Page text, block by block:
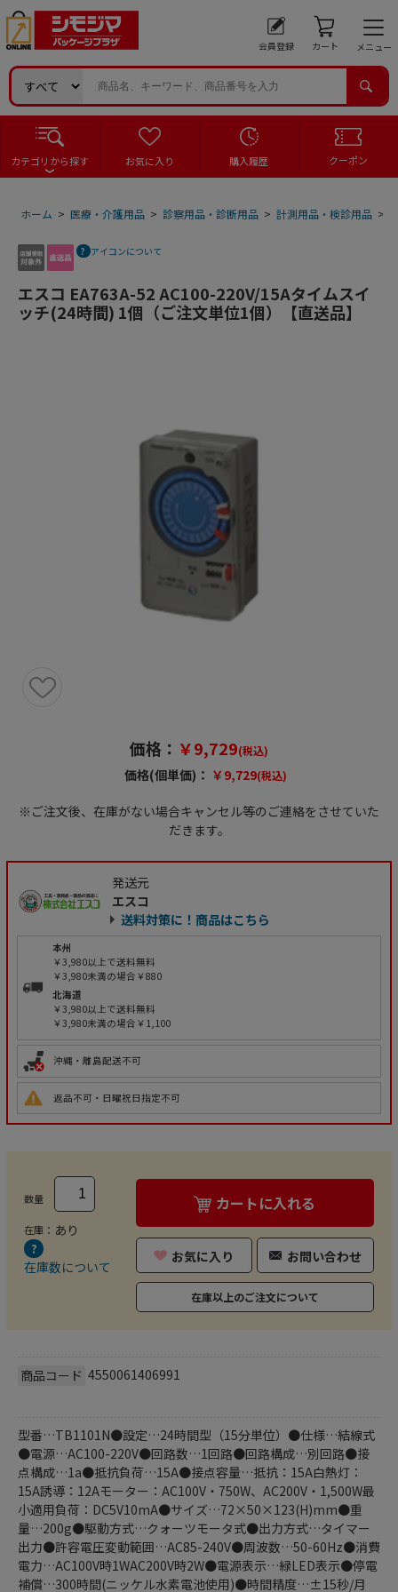
会員登録 カート メニュー
カテゴリから探す お気に入り 購入履歴 クーポン
ホーム > 医療・介護用品 > 診察用品・診断用品 > 計測用品・検診用品 >
アイコンについて
エスコ EA763A-52 AC100-220V/15Aタイムスイ
ッチ(24時間) 1個（ご注文単位1個）【直送品】
価格： ￥9,729(税込)
価格(個単価)： ￥9,729(税込)
※ご注文後、在庫がない場合キャンセル等のご連絡をさせていた
だきます。
発送元
エスコ
送料対策に！商品はこちら
本州
￥3,980以上で送料無料
￥3,980未満の場合￥880
北海道
￥3,980以上で送料無料
￥3,980未満の場合￥1,100
沖縄・離島配送不可
返品不可・日曜祝日指定不可
数量
在庫： あり
在庫数について
カートに入れる
お気に入り お問い合わせ
在庫以上のご注文について
商品コード 4550061406991
型番…TB1101N●設定…24時間型（15分単位）●仕様…結線式
●電源…AC100-220V●回路数…1回路●回路構成…別回路●接
点構成…1a●抵抗負荷…15A●接点容量…抵抗：15A白熱灯：
15A誘導：12Aモーター：AC100V・750W、AC200V・1,500W最
小適用負荷：DC5V10mA●サイズ…72×50×123(H)mm●重
量…200g●駆動方式…クォーツモータ式●出力方式…タイマー
出力●許容電圧変動範囲…AC85-240V●周波数…50-60Hz●消費
電力…AC100V時1WAC200V時2W●電源表示…緑LED表示●停電
補償…300時間(ニッケル水素電池使用)●時間精度…±15秒/月